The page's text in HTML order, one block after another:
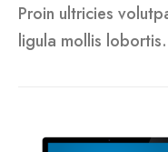
Proin ultricies
ligula mollis lobortis.